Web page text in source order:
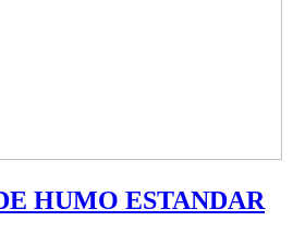
HUMO ESTANDAR